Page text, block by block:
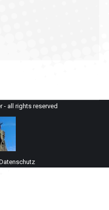
- all rights reserved